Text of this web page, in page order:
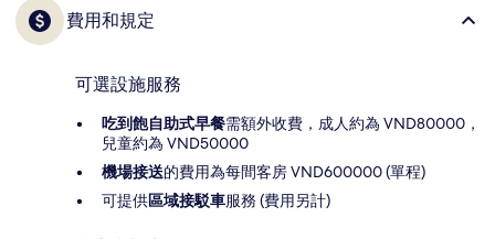
費用和規定
可選設施服務
吃到飽自助式早餐需額外收費，成人約為 VND80000，
兒童約為 VND50000
機場接送的費用為每間客房 VND600000 (單程)
可提供區域接駁車服務 (費用另計)